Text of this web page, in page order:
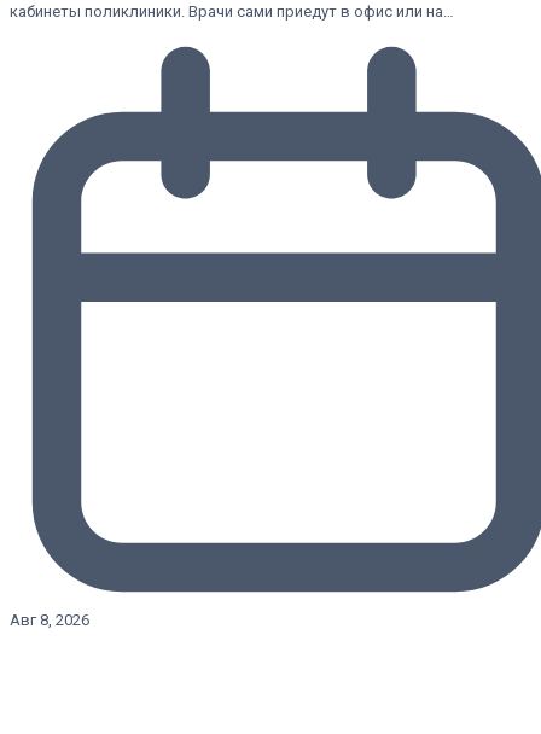
кабинеты поликлиники. Врачи сами приедут в офис или на…
Авг 8, 2026